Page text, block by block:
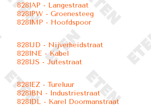
8281AP - Langestraat
8281PW - Groenesteeg
8281MP - Hoofdspoor
8281JD - Nijverheidstraat
8281NE - Kabel
8281JS - Jutestraat
8281EZ - Tureluur
8281BN - Industriestraat
8281DL - Karel Doormanstraat